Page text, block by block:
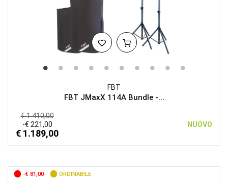
FBT
FBT JMaxX 114A Bundle -...
€ 1.410,00
-€ 221,00
€ 1.189,00
NUOVO
-€ 81,00
ORDINABILE